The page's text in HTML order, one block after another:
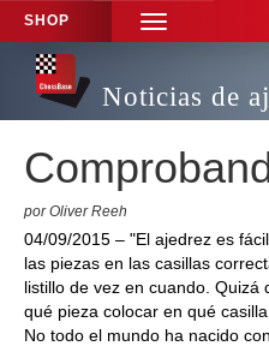
SHOP
TOGGLE
NAVIGATION
Noticias de
por Oliver Reeh
04/09/2015 – "El ajedrez es
las piezas en las casillas
listillo de vez en cuando.
qué pieza colocar en qué
No todo el mundo ha nacido